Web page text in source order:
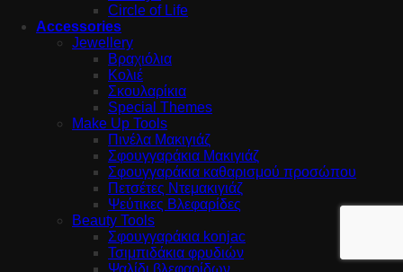
Circle of Life
Accessories
Jewellery
Βραχιόλια
Κολιέ
Σκουλαρίκια
Special Themes
Make Up Tools
Πινέλα Μακιγιάζ
Σφουγγαράκια Μακιγιάζ
Σφουγγαράκια καθαρισμού προσώπου
Πετσέτες Ντεμακιγιάζ
Ψεύτικες Βλεφαρίδες
Beauty Tools
Σφουγγαράκια konjac
Τσιμπιδάκια φρυδιών
Ψαλίδι βλεφαρίδων